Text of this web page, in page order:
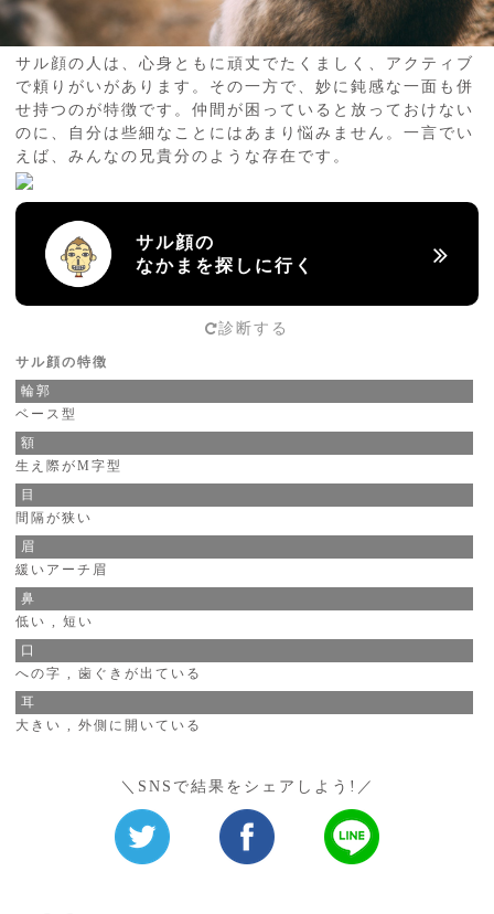
サル顔の人は、心身ともに頑丈でたくましく、アクティブ
で頼りがいがあります。その一方で、妙に鈍感な一面も併
せ持つのが特徴です。仲間が困っていると放っておけない
のに、自分は些細なことにはあまり悩みません。一言でい
えば、みんなの兄貴分のような存在です。
サル顔の
なかまを探しに行く
診断する
サル顔の特徴
輪郭
ベース型
額
生え際がM字型
目
間隔が狭い
眉
緩いアーチ眉
鼻
低い , 短い
口
への字 , 歯ぐきが出ている
耳
大きい , 外側に開いている
＼SNSで結果をシェアしよう!／